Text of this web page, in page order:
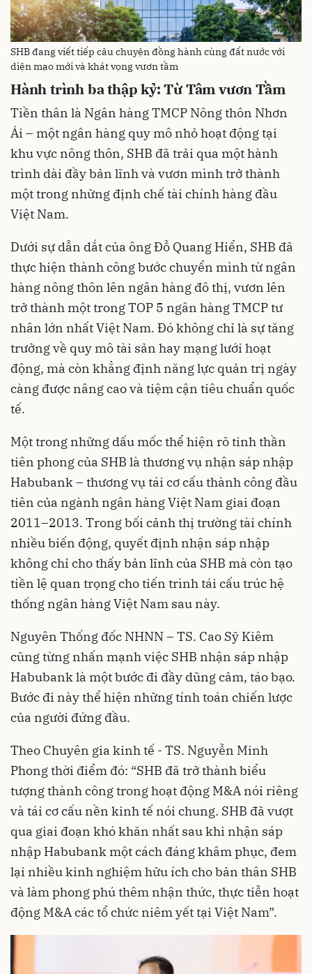
SHB đang viết tiếp câu chuyện đồng hành cùng đất nước với
diện mạo mới và khát vọng vươn tầm
Hành trình ba thập kỷ: Từ Tâm vươn Tầm
Tiền thân là Ngân hàng TMCP Nông thôn Nhơn
Ái – một ngân hàng quy mô nhỏ hoạt động tại
khu vực nông thôn, SHB đã trải qua một hành
trình dài đầy bản lĩnh và vươn mình trở thành
một trong những định chế tài chính hàng đầu
Việt Nam.
Dưới sự dẫn dắt của ông Đỗ Quang Hiển, SHB đã
thực hiện thành công bước chuyển mình từ ngân
hàng nông thôn lên ngân hàng đô thị, vươn lên
trở thành một trong TOP 5 ngân hàng TMCP tư
nhân lớn nhất Việt Nam. Đó không chỉ là sự tăng
trưởng về quy mô tài sản hay mạng lưới hoạt
động, mà còn khẳng định năng lực quản trị ngày
càng được nâng cao và tiệm cận tiêu chuẩn quốc
tế.
Một trong những dấu mốc thể hiện rõ tinh thần
tiên phong của SHB là thương vụ nhận sáp nhập
Habubank – thương vụ tái cơ cấu thành công đầu
tiên của ngành ngân hàng Việt Nam giai đoạn
2011–2013. Trong bối cảnh thị trường tài chính
nhiều biến động, quyết định nhận sáp nhập
không chỉ cho thấy bản lĩnh của SHB mà còn tạo
tiền lệ quan trọng cho tiến trình tái cấu trúc hệ
thống ngân hàng Việt Nam sau này.
Nguyên Thống đốc NHNN – TS. Cao Sỹ Kiêm
cũng từng nhấn mạnh việc SHB nhận sáp nhập
Habubank là một bước đi đầy dũng cảm, táo bạo.
Bước đi này thể hiện những tính toán chiến lược
của người đứng đầu.
Theo Chuyên gia kinh tế - TS. Nguyễn Minh
Phong thời điểm đó: “SHB đã trở thành biểu
tượng thành công trong hoạt động M&A nói riêng
và tái cơ cấu nền kinh tế nói chung. SHB đã vượt
qua giai đoạn khó khăn nhất sau khi nhận sáp
nhập Habubank một cách đáng khâm phục, đem
lại nhiều kinh nghiệm hữu ích cho bản thân SHB
và làm phong phú thêm nhận thức, thực tiễn hoạt
động M&A các tổ chức niêm yết tại Việt Nam”.